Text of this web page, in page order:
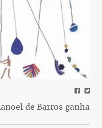
de Barros ganha